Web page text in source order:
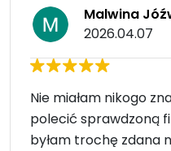
Malwina
2026.04.07
Nie miałam nikogo
polecić sprawdzoną
byłam trochę zdana